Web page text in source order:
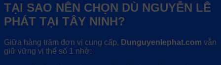
TẠI SAO NÊN CHỌN DÙ NGUYỄN LÊ
PHÁT TẠI TÂY NINH?
Giữa hàng trăm đơn vị cung cấp, Dunguyenlephat.com vẫn
giữ vững vị thế số 1 nhờ: